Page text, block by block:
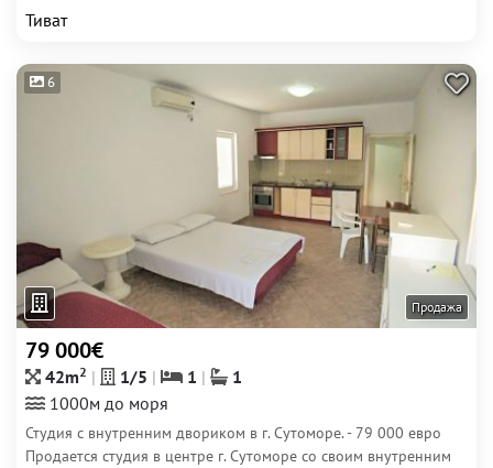
Тиват
6
Продажа
79 000€
42m2 1/5 1
1
1000м до моря
Студия с внутренним двориком в г. Сутоморе. - 79 000 евро
Продается студия в центре г. Сутоморе со своим внутренним